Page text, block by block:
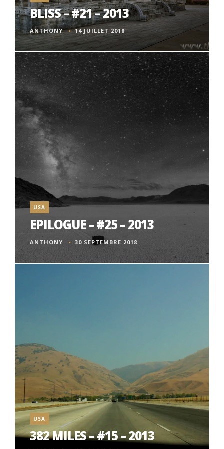
BLISS – #21 – 2013
ANTHONY 14 JUILLET 2018
USA
EPILOGUE – #25 – 2013
ANTHONY 30 SEPTEMBRE 2018
USA
382 MILES – #15 – 2013